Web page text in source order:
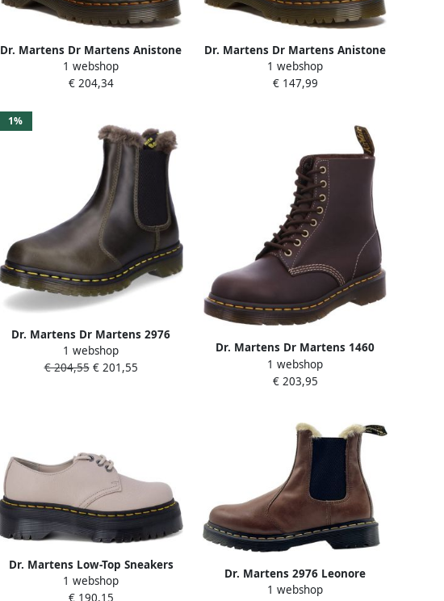
Dr. Martens Dr Martens Anistone
Hrns Laarzen Bruin
1 webshop
€ 204,34
Dr. Martens Dr Martens Anistone
Hrns Laarzen Bruin Man Vrouw
1 webshop
€ 147,99
1%
Dr. Martens Dr Martens 2976
Leonore Laarzen Bruin Vrouw
1 webshop
€ 204,55€ 201,55
Dr. Martens Dr Martens 1460
Pascal Laarzen Bruin Vrouw
1 webshop
€ 203,95
Dr. Martens Low-Top Sneakers
1461 Quad Ii Lace-up Derby
1 webshop
€ 190,15
Dr. Martens 2976 Leonore
Vrouwen Bruin Chelsea laarzen
1 webshop